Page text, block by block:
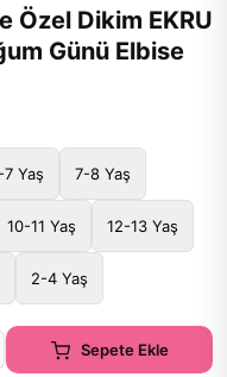
Özel Dikim EKRU
Günü Elbise
Yaş 7-8 Yaş
10-11 Yaş 12-13 Yaş
2-4 Yaş
Sepete Ekle